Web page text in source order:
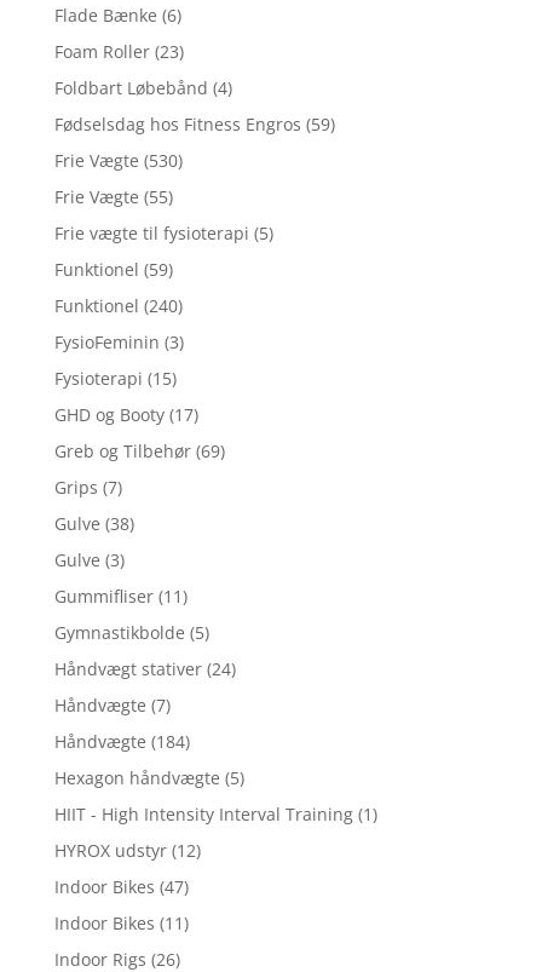
Flade Bænke (6)
Foam Roller (23)
Foldbart Løbebånd (4)
Fødselsdag hos Fitness Engros (59)
Frie Vægte (530)
Frie Vægte (55)
Frie vægte til fysioterapi (5)
Funktionel (59)
Funktionel (240)
FysioFeminin (3)
Fysioterapi (15)
GHD og Booty (17)
Greb og Tilbehør (69)
Grips (7)
Gulve (38)
Gulve (3)
Gummifliser (11)
Gymnastikbolde (5)
Håndvægt stativer (24)
Håndvægte (7)
Håndvægte (184)
Hexagon håndvægte (5)
HIIT - High Intensity Interval Training (1)
HYROX udstyr (12)
Indoor Bikes (47)
Indoor Bikes (11)
Indoor Rigs (26)